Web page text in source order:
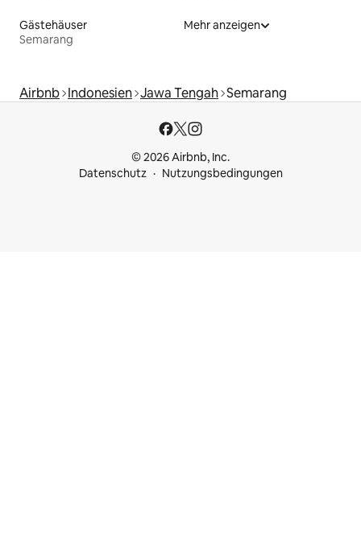
Gästehäuser
Semarang
Mehr anzeigen
Airbnb Indonesien Jawa Tengah Semarang
© 2026 Airbnb, Inc.
Datenschutz
Nutzungsbedingungen